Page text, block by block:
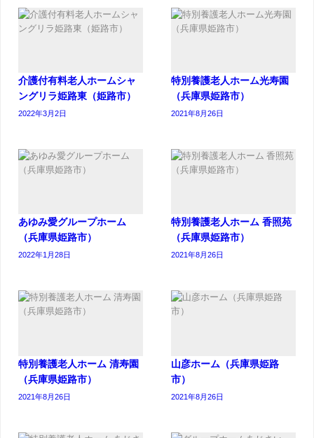
介護付有料老人ホームシャ
ングリラ姫路東（姫路市）
2022年3月2日
特別養護老人ホーム光寿園
（兵庫県姫路市）
2021年8月26日
あゆみ愛グループホーム
（兵庫県姫路市）
2022年1月28日
特別養護老人ホーム 香照苑
（兵庫県姫路市）
2021年8月26日
特別養護老人ホーム 清寿園
（兵庫県姫路市）
2021年8月26日
山彦ホーム（兵庫県姫路
市）
2021年8月26日